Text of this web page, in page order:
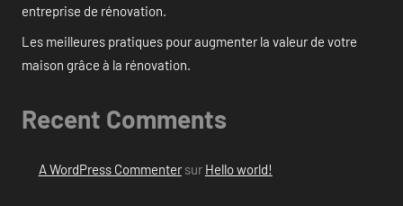
entreprise de rénovation.
Les meilleures pratiques pour augmenter la valeur de votre
maison grâce à la rénovation.
Recent Comments
A WordPress Commentersur Hello world!